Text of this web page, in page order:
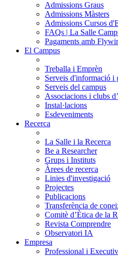
Admissions Graus
Admissions Màsters
Admissions Cursos
FAQs | La Salle
Pagaments amb
El Campus
Treballa i Emprèn
Serveis d'informació i
Serveis del campus
Associacions i clubs
Instal·lacions
Esdeveniments
Recerca
La Salle i la Recerca
Be a Researcher
Grups i Instituts
Àrees de recerca
Linies d'investigació
Projectes
Publicacions
Transferència de
Comitè d’Ètica de la
Revista Comprendre
Observatori IA
Empresa
Professional i